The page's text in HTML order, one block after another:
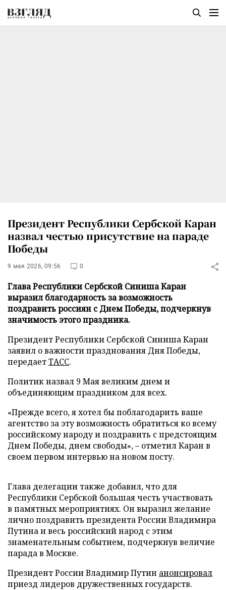
Президент Республики Сербской Каран
назвал честью присутствие на параде
Победы
9 мая 2026, 09:56 0
Глава Республики Сербской Синиша Каран
выразил благодарность за возможность
поздравить россиян с Днем Победы, подчеркнув
значимость этого праздника.
Президент Республики Сербской Синиша Каран
заявил о важности празднования Дня Победы,
передаетТАСС.
Политик назвал 9 Мая великим днем и
объединяющим праздником для всех.
«Прежде всего, я хотел бы поблагодарить ваше
агентство за эту возможность обратиться ко всему
российскому народу и поздравить с предстоящим
Днем Победы, днем свободы», – отметил Каран в
своем первом интервью на новом посту.
Глава делегации также добавил, что для
Республики Сербской большая честь участвовать
в памятных мероприятиях. Он выразил желание
лично поздравить президента России Владимира
Путина и весь российский народ с этим
знаменательным событием, подчеркнув величие
парада в Москве.
Президент России Владимир Путин анонсировал
приезд лидеров дружественных государств.